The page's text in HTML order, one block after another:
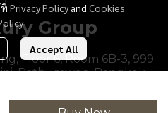
Privacy Policy and Cookies
Accept All
Group
Floor 6, Room 6B-3, 999
Pathumwan, Bangkok